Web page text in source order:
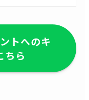
トへのキ
ちら